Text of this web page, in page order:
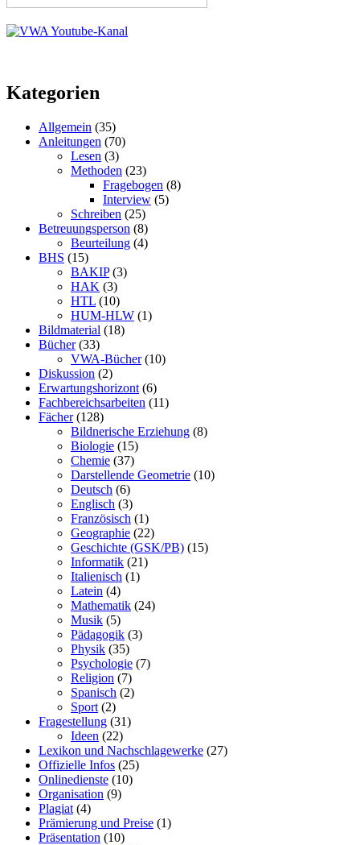
Kategorien
Allgemein (35)
Anleitungen (70)
Lesen (3)
Methoden (23)
Fragebogen (8)
Interview (5)
Schreiben (25)
Betreuungsperson (8)
Beurteilung (4)
BHS (15)
BAKIP(3)
HAK (3)
HTL (10)
HUM-HLW (1)
Bildmaterial (18)
Bücher(33)
VWA-Bücher(10)
Diskussion (2)
Erwartungshorizont (6)
Fachbereichsarbeiten (11)
Fächer(128)
Bildnerische Erziehung (8)
Biologie (15)
Chemie (37)
Darstellende Geometrie (10)
Deutsch (6)
Englisch (3)
Französisch (1)
Geographie (22)
Geschichte (GSK/PB) (15)
Informatik (21)
Italienisch (1)
Latein (4)
Mathematik (24)
Musik (5)
Pädagogik (3)
Physik (35)
Psychologie (7)
Religion (7)
Spanisch (2)
Sport (2)
Fragestellung (31)
Ideen (22)
Lexikon und Nachschlagewerke (27)
Offizielle Infos (25)
Onlinedienste (10)
Organisation (9)
Plagiat (4)
Prämierung und Preise (1)
Präsentation (10)